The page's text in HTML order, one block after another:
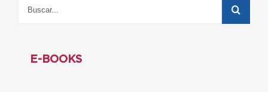
E-BOOKS